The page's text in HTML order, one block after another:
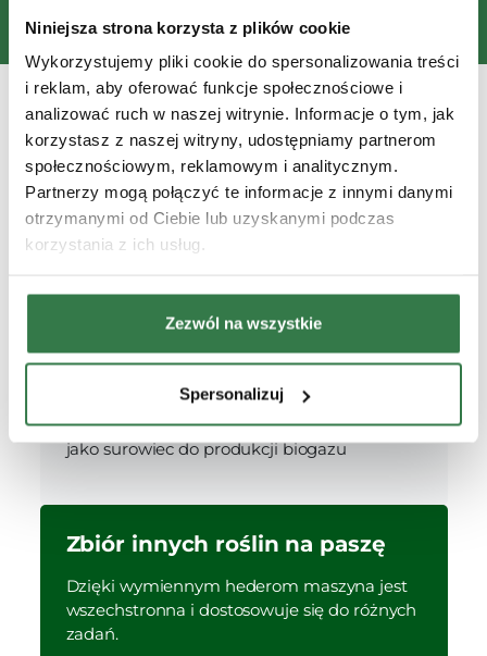
Niniejsza strona korzysta z plików cookie
Wykorzystujemy pliki cookie do spersonalizowania treści
i reklam, aby oferować funkcje społecznościowe i
analizować ruch w naszej witrynie. Informacje o tym, jak
korzystasz z naszej witryny, udostępniamy partnerom
społecznościowym, reklamowym i analitycznym.
Partnerzy mogą połączyć te informacje z innymi danymi
otrzymanymi od Ciebie lub uzyskanymi podczas
korzystania z ich usług.
Zezwól na wszystkie
Spersonalizuj
do kukurydzy
Zbiór zielonki na kiszonkę
Kiszonka z kukurydzy to jedno z
najważniejszych źródeł paszy dla bydła,
Produkcja biogazu
Rozdrobniona masa kukurydziana zbierana
przez sieczkarnię może być wykorzystywana
jako surowiec do produkcji biogazu
Zbiór innych roślin na paszę
Dzięki wymiennym hederom maszyna jest
wszechstronna i dostosowuje się do różnych
zadań.